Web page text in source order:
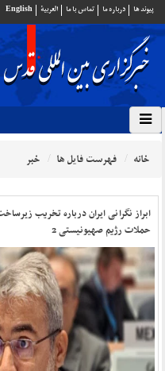
پيوند ها درباره ما تماس با ما العربية English
خانه فهرست فایل ها خبر
ابراز نگرانی ایران درباره تخریب
حملات رژیم صهیونیستی 2